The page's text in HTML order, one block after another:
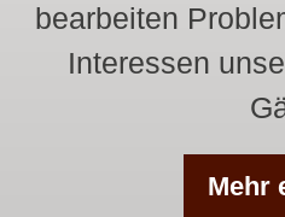
bearbeiten
Interessen
Mehr